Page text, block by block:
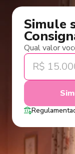
Simule
Qual valor